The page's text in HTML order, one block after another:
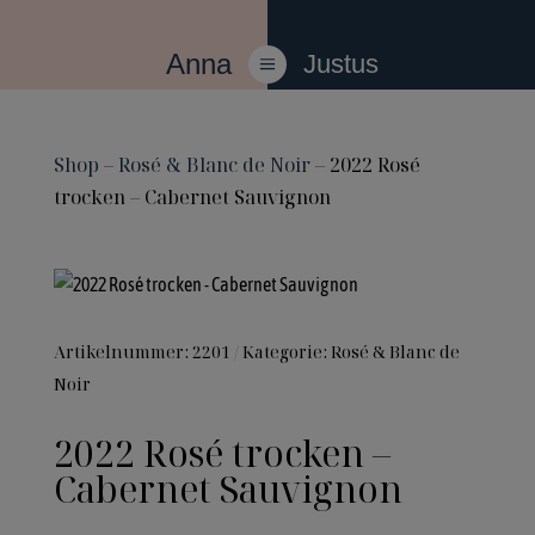
Anna a Justus
Shop – Rosé & Blanc de Noir– 2022 Rosé
trocken – Cabernet Sauvignon
Artikelnummer: 2201 Kategorie: Rosé & Blanc de
Noir
2022 Rosé trocken –
Cabernet Sauvignon